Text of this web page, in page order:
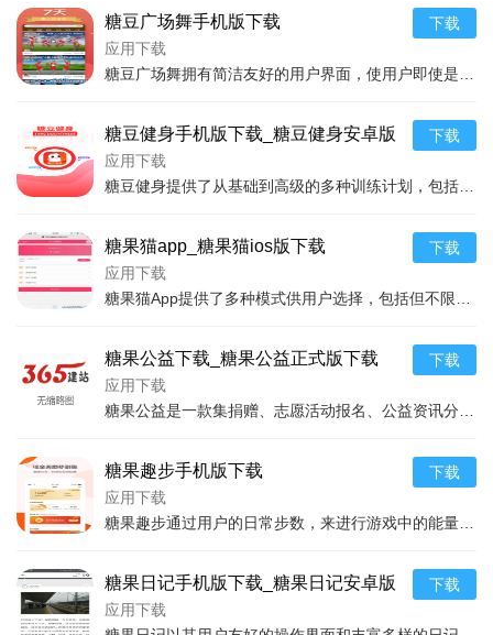
糖豆广场舞手机版下载
应用下载
下载
糖豆健身手机版下载_糖豆健身安卓版
下载
应用下载
下载
糖果猫app_糖果猫ios版下载
应用下载
下载
糖果公益下载_糖果公益正式版下载
应用下载
下载
糖果趣步手机版下载
应用下载
下载
糖果日记手机版下载_糖果日记安卓版
下载
应用下载
下载